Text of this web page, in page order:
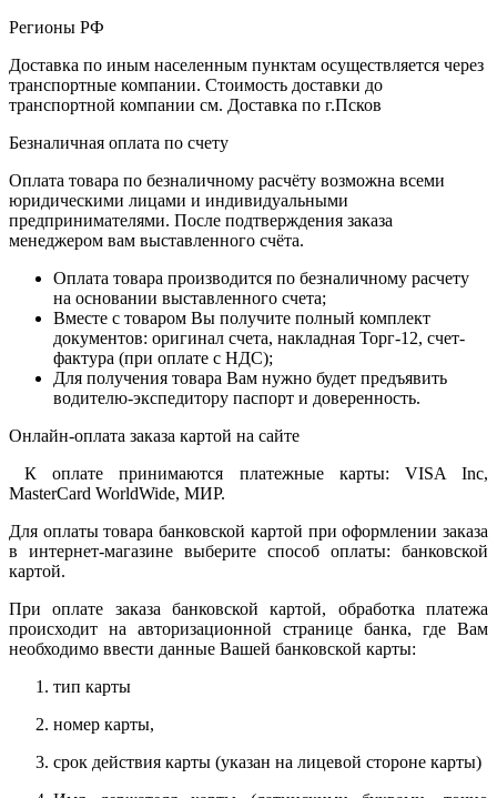
Регионы РФ
Доставка по иным населенным пунктам осуществляется через
транспортные компании. Стоимость доставки до
транспортной компании см. Доставка по г.Псков
Безналичная оплата по счету
Оплата товара по безналичному расчёту возможна всеми
юридическими лицами и индивидуальными
предпринимателями. После подтверждения заказа
менеджером вам выставленного счёта.
Оплата товара производится по безналичному расчету
на основании выставленного счета;
Вместе с товаром Вы получите полный комплект
документов: оригинал счета, накладная Торг-12, счет-
фактура (при оплате с НДС);
Для получения товара Вам нужно будет предъявить
водителю-экспедитору паспорт и доверенность.
Онлайн-оплата заказа картой на сайте
К оплате принимаются платежные карты: VISA Inc,
MasterCard WorldWide, МИР.
Для оплаты товара банковской картой при оформлении заказа
в интернет-магазине выберите способ оплаты: банковской
картой.
При оплате заказа банковской картой, обработка платежа
происходит на авторизационной странице банка, где Вам
необходимо ввести данные Вашей банковской карты:
тип карты
номер карты,
срок действия карты (указан на лицевой стороне карты)